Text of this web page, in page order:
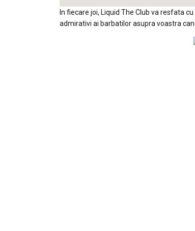
In fiecare joi, Liquid The Club va resfata
admirativi ai barbatilor asupra voastra